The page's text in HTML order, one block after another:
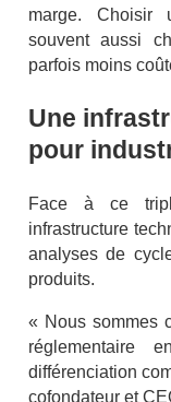
marge. Choisir
souvent aussi
parfois moins
Une
pour
Face à ce
infrastructure
analyses de
produits.
« Nous sommes
réglementaire
différenciation
cofondateur et